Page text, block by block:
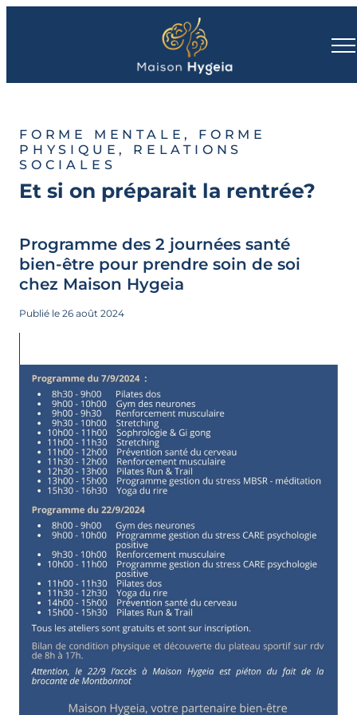
FORME MENTALE, FORME
PHYSIQUE, RELATIONS
SOCIALES
Et si on préparait la rentrée?
Programme des 2 journées santé
bien-être pour prendre soin de soi
chez Maison Hygeia
Publié le 26 août 2024